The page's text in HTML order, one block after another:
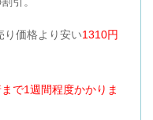
り価格より安い1310円
で1週間程度かかりま